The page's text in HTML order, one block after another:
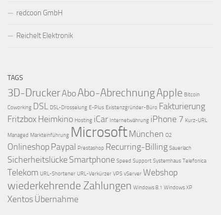
redcoon GmbH
Reichelt Elektronik
TAGS
3D-DruckerAboAbo-AbrechnungApple Bitcoin
Coworking DSL DSL-Drosselung E-Plus Existenzgründer-Büro Fakturierung
Fritzbox Heimkino Hosting iCar Internetwährung iPhone 7 Kurz-URL
Managed Markteinführung Microsoft München O2
Onlineshop Paypal Prestashop Recurring-Billing Sauerlach
Sicherheitslücke Smartphone Speed Support Systemhaus Telefonica
Telekom URL-Shortener URL-Verkürzer VPS vServer Webshop
wiederkehrende Zahlungen Windows 8.1 Windows XP
XentosÜbernahme